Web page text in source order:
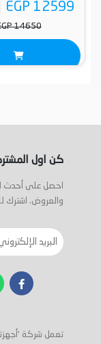
EGP 12599
14650
كن اول
احصل على أحدث
والعروض. اشترك
تعمل شركة